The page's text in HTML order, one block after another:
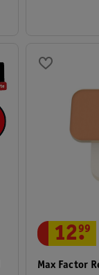
Max Factor
12.
99